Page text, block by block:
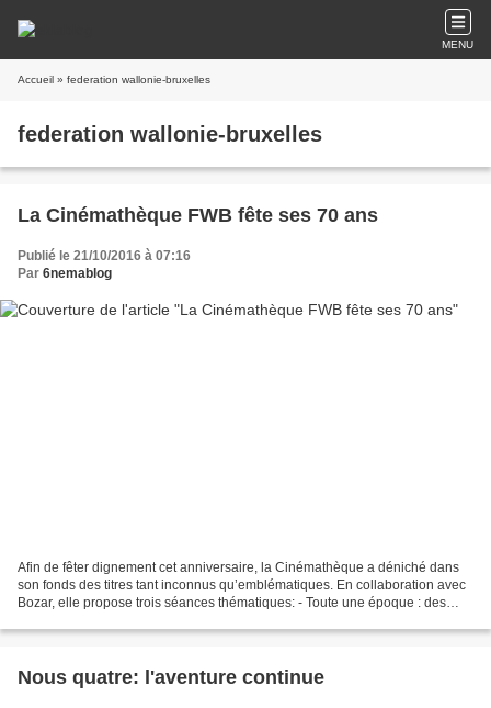
MENU
Accueil » federation wallonie-bruxelles
federation wallonie-bruxelles
La Cinémathèque FWB fête ses 70 ans
Publié le 21/10/2016 à 07:16
Par 6nemablog
Afin de fêter dignement cet anniversaire, la Cinémathèque a déniché dans
son fonds des titres tant inconnus qu’emblématiques. En collaboration avec
Bozar, elle propose trois séances thématiques: - Toute une époque : des
Nous quatre: l'aventure continue